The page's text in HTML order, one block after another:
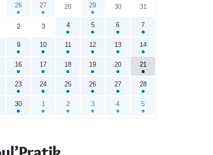
26 27 28 29 30 31
2 3 4 5 6 7
9 10 11 12 13 14
16 17 18 19 20 21
23 24 25 26 27 28
30 1 2 3 4 5